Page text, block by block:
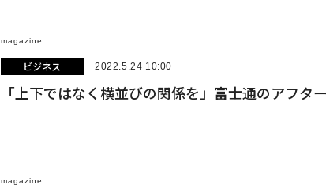
magazine
ビジネス 2022.5.24 10:00
「上下ではなく横並びの関係を」富士通のアフタ
magazine